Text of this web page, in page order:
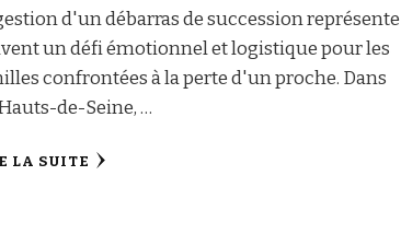
d'un débarras de succession représente
un défi émotionnel et logistique pour les
confrontées à la perte d'un proche. Dans
de-Seine, …
LA SUITE